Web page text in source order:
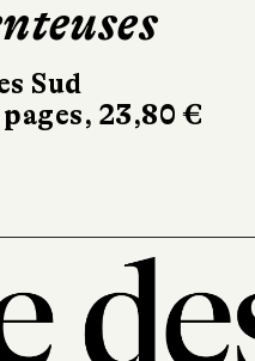
Laffont